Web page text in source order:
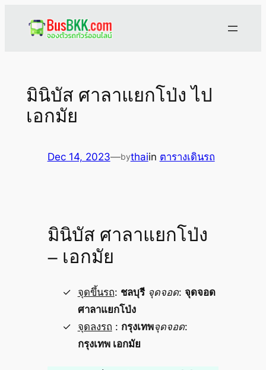
มินิบัส ศาลาแยกโป่ง ไป
เอกมัย
Dec 14, 2023—bythaiin ตารางเดินรถ
มินิบัส ศาลาแยกโป่ง
– เอกมัย
จุดขึ้นรถ: ชลบุรี จุดจอด: จุดจอด
ศาลาแยกโป่ง
จุดลงรถ : กรุงเทพจุดจอด:
กรุงเทพ เอกมัย